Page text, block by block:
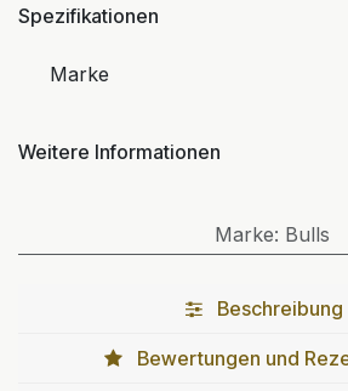
Spezifikationen
Marke
Weitere Informationen
Marke: Bulls
Beschreibung
Bewertungen und